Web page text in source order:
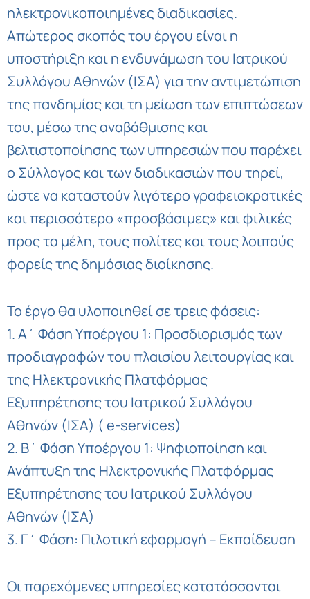
ηλεκτρονικοποιημένες διαδικασίες.
Απώτερος σκοπός του έργου είναι η
υποστήριξη και η ενδυνάμωση του Ιατρικού
Συλλόγου Αθηνών (ΙΣΑ) για την αντιμετώπιση
της πανδημίας και τη μείωση των επιπτώσεων
του, μέσω της αναβάθμισης και
βελτιστοποίησης των υπηρεσιών που παρέχει
ο Σύλλογος και των διαδικασιών που τηρεί,
ώστε να καταστούν λιγότερο γραφειοκρατικές
και περισσότερο «προσβάσιμες» και φιλικές
προς τα μέλη, τους πολίτες και τους λοιπούς
φορείς της δημόσιας διοίκησης.
Το έργο θα υλοποιηθεί σε τρεις φάσεις:
1. Α΄ Φάση Υποέργου 1: Προσδιορισμός των
προδιαγραφών του πλαισίου λειτουργίας και
της Ηλεκτρονικής Πλατφόρμας
Εξυπηρέτησης του Ιατρικού Συλλόγου
Αθηνών (ΙΣΑ) ( e-services)
2. Β΄ Φάση Υποέργου 1: Ψηφιοποίηση και
Ανάπτυξη της Ηλεκτρονικής Πλατφόρμας
Εξυπηρέτησης του Ιατρικού Συλλόγου
Αθηνών (ΙΣΑ)
3. Γ΄ Φάση: Πιλοτική εφαρμογή – Εκπαίδευση
Οι παρεχόμενες υπηρεσίες κατατάσσονται